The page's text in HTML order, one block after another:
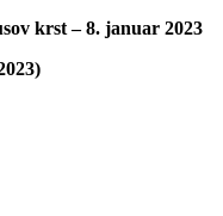
krst – 8. januar 2023